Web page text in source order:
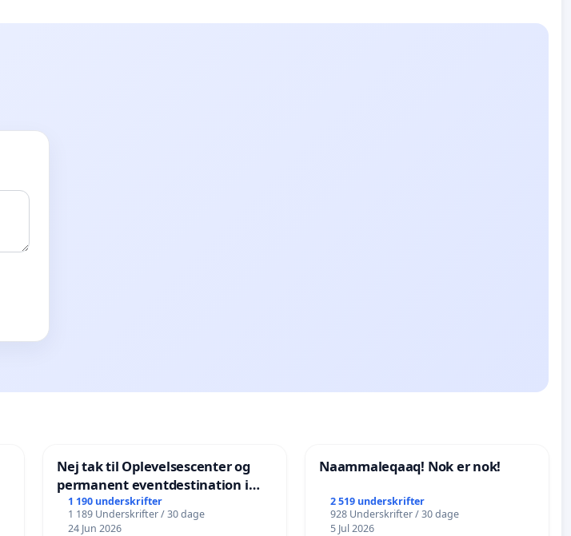
Nej tak til Oplevelsescenter og
permanent eventdestination i
Vejby - Ja tak til et levende
lokalområde i balance
1 190 underskrifter
1 189 Underskrifter / 30 dage
24 Jun 2026
Naammaleqaaq! Nok er nok!
2 519 underskrifter
928 Underskrifter / 30 dage
5 Jul 2026